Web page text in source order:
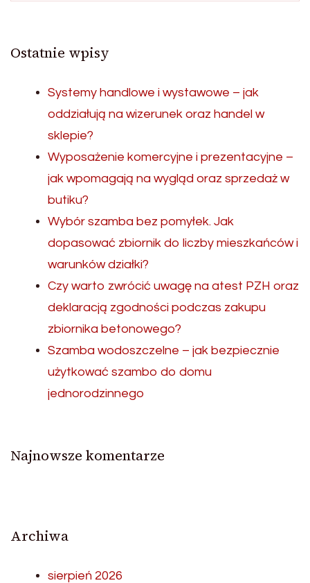
Ostatnie wpisy
Systemy handlowe i wystawowe – jak
oddziałują na wizerunek oraz handel w
sklepie?
Wyposażenie komercyjne i prezentacyjne –
jak wpomagają na wygląd oraz sprzedaż w
butiku?
Wybór szamba bez pomyłek. Jak
dopasować zbiornik do liczby mieszkańców i
warunków działki?
Czy warto zwrócić uwagę na atest PZH oraz
deklaracją zgodności podczas zakupu
zbiornika betonowego?
Szamba wodoszczelne – jak bezpiecznie
użytkować szambo do domu
jednorodzinnego
Najnowsze komentarze
Archiwa
sierpień 2026